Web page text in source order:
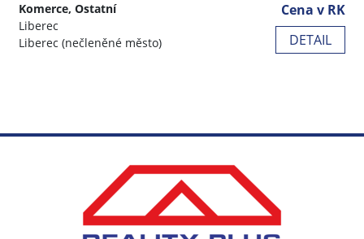
Komerce, Ostatní
Liberec
Liberec (nečleněné město)
Cena v RK
DETAIL